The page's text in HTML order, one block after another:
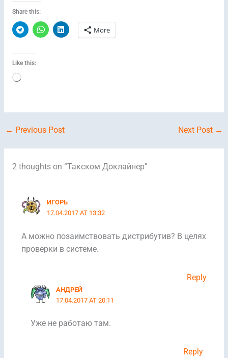
Share this:
More
Like this:
Loading…
← Previous Post Next Post →
2 thoughts on “Такском Доклайнер”
ИГОРЬ
17.04.2017 AT 13:32
А можно позаимствовать дистрибутив? В целях
проверки в системе.
Reply
АНДРЕЙ
17.04.2017 AT 20:11
Уже не работаю там.
Reply